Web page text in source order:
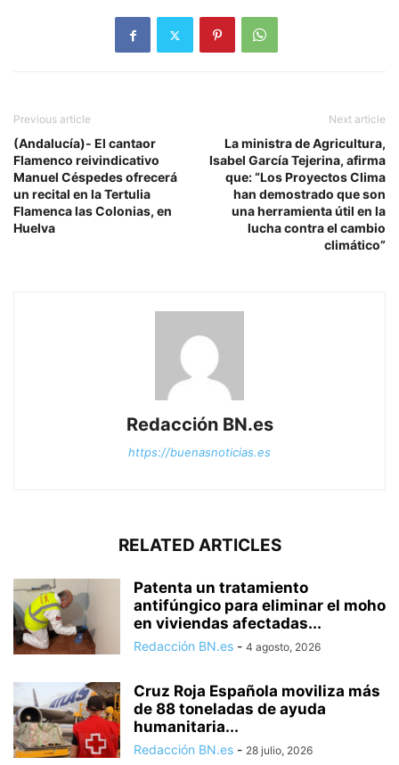
Previous article
(Andalucía)- El cantaor
Flamenco reivindicativo
Manuel Céspedes ofrecerá
un recital en la Tertulia
Flamenca las Colonias, en
Huelva
Next article
La ministra de Agricultura,
Isabel García Tejerina, afirma
que: “Los Proyectos Clima
han demostrado que son
una herramienta útil en la
lucha contra el cambio
climático”
Redacción BN.es
https://buenasnoticias.es
RELATED ARTICLES
Patenta un tratamiento
antifúngico para eliminar el moho
en viviendas afectadas...
Redacción BN.es - 4 agosto, 2026
Cruz Roja Española moviliza más
de 88 toneladas de ayuda
humanitaria...
Redacción BN.es - 28 julio, 2026